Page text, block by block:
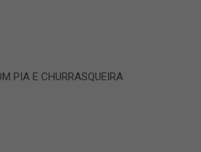
PIA E CHURRASQUEIRA